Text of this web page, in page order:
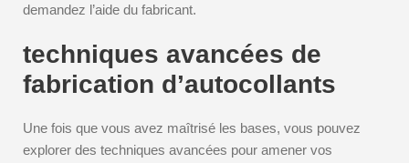
demandez l’aide du fabricant.
techniques avancées de
fabrication d’autocollants
Une fois que vous avez maîtrisé les bases, vous pouvez
explorer des techniques avancées pour amener vos